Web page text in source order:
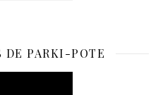
PARKI-POTE